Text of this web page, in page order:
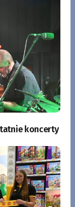
koncerty